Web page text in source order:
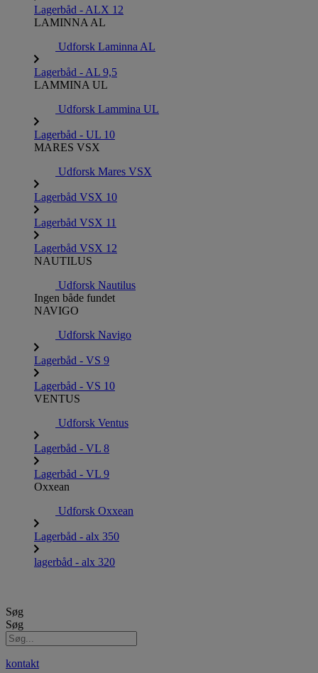
Lagerbåd - ALX 12
LAMINNA AL
Udforsk Laminna AL
Lagerbåd - AL 9,5
LAMMINA UL
Udforsk Lammina UL
Lagerbåd - UL 10
MARES VSX
Udforsk Mares VSX
Lagerbåd VSX 10
Lagerbåd VSX 11
Lagerbåd VSX 12
NAUTILUS
Udforsk Nautilus
Ingen både fundet
NAVIGO
Udforsk Navigo
Lagerbåd - VS 9
Lagerbåd - VS 10
VENTUS
Udforsk Ventus
Lagerbåd - VL 8
Lagerbåd - VL 9
Oxxean
Udforsk Oxxean
Lagerbåd - alx 350
lagerbåd - alx 320
Søg
Søg
kontakt